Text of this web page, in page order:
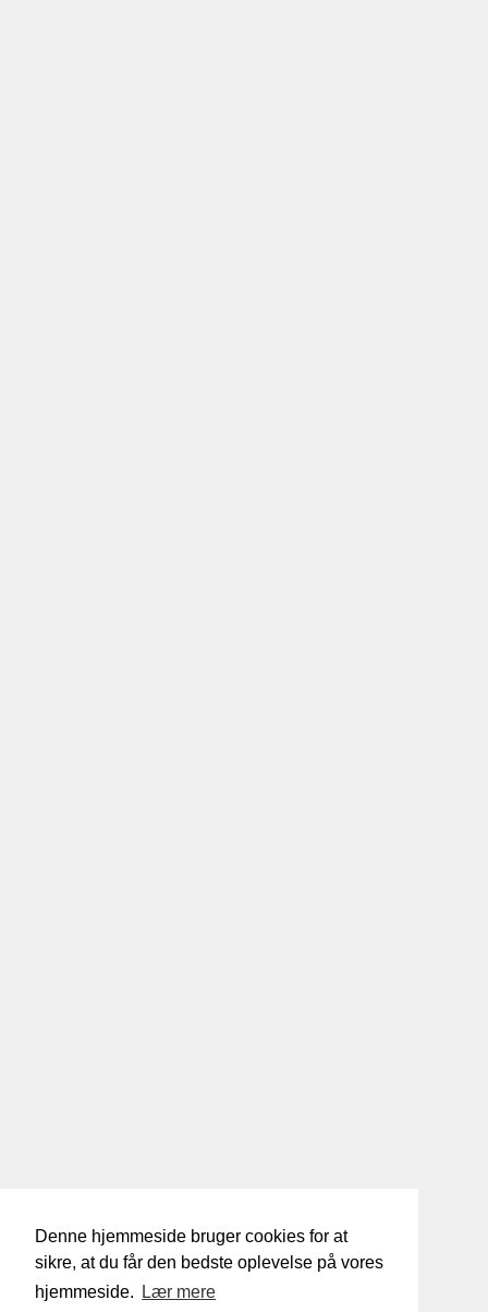
Denne hjemmeside bruger cookies for at
sikre, at du får den bedste oplevelse på vores
hjemmeside.
Lær mere